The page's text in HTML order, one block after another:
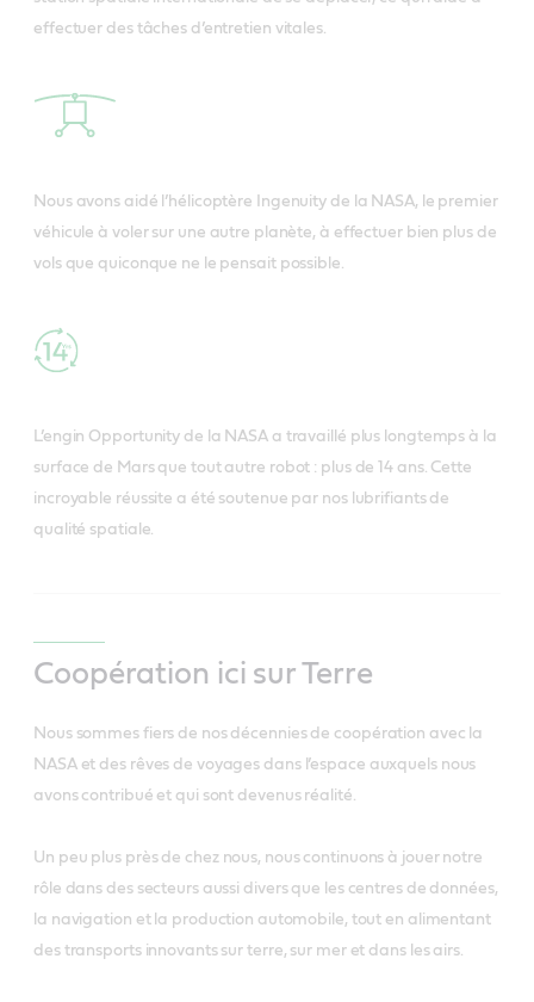
effectuer des tâches d’entretien vitales.
Nous avons aidé l’hélicoptère Ingenuity de la NASA, le premier
véhicule à voler sur une autre planète, à effectuer bien plus de
vols que quiconque ne le pensait possible.
L’engin Opportunity de la NASA a travaillé plus longtemps à la
surface de Mars que tout autre robot : plus de 14 ans. Cette
incroyable réussite a été soutenue par nos lubrifiants de
qualité spatiale.
Coopération ici sur Terre
Nous sommes fiers de nos décennies de coopération avec la
NASA et des rêves de voyages dans l’espace auxquels nous
avons contribué et qui sont devenus réalité.
Un peu plus près de chez nous, nous continuons à jouer notre
rôle dans des secteurs aussi divers que les centres de données,
la navigation et la production automobile, tout en alimentant
des transports innovants sur terre, sur mer et dans les airs.